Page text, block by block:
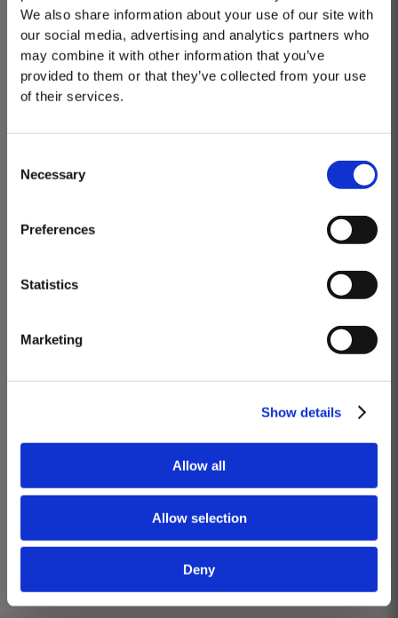
We also share information about your use of our site with
our social media, advertising and analytics partners who
may combine it with other information that you’ve
provided to them or that they’ve collected from your use
of their services.
Selection
Necessary
Preferences
Statistics
Marketing
Show details
Allow all
Allow selection
Deny
Préparez également une assiette pour égoutter le pain grillé après la
Tremper un à un les toasts dans le lait, puis dans l'œuf.
Les faire frire des deux côtés, les égoutter et les enrober dans le mélange
de sucre et de cannelle.
Décorez selon vos goûts et servez.
GO BACK
EXPLORE OUR PORT CELLARS
Masterclass do dia: Vargellas, disponível todos os dias às 15h. É